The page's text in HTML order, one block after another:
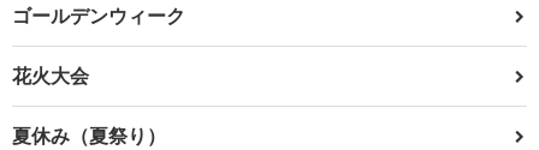
ゴールデンウィーク
花火大会
夏休み（夏祭り）